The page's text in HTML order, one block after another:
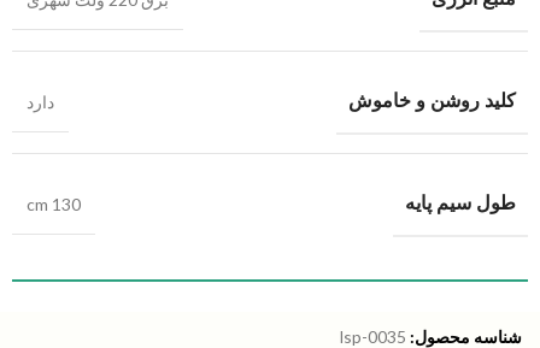
کلید روشن و خاموش دارد
طول سیم پایه cm 130
شناسه محصول: lsp-0035